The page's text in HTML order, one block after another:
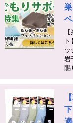
ベ
ッ
岩
賜
適